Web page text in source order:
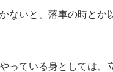
ないと、落車の時とか
っている身としては、